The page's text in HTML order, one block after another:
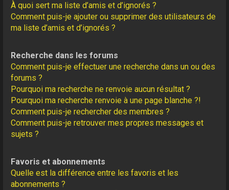
À quoi sert ma liste d’amis et d’ignorés ?
Comment puis-je ajouter ou supprimer des utilisateurs de
ma liste d’amis et d’ignorés ?
Recherche dans les forums
Comment puis-je effectuer une recherche dans un ou des
forums ?
Pourquoi ma recherche ne renvoie aucun résultat ?
Pourquoi ma recherche renvoie à une page blanche ?!
Comment puis-je rechercher des membres ?
Comment puis-je retrouver mes propres messages et
sujets ?
Favoris et abonnements
Quelle est la différence entre les favoris et les
abonnements ?